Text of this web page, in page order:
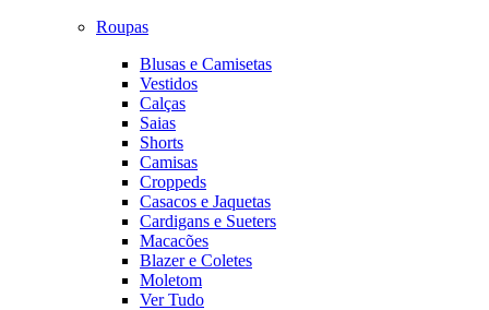
Roupas
Blusas e Camisetas
Vestidos
Calças
Saias
Shorts
Camisas
Croppeds
Casacos e Jaquetas
Cardigans e Sueters
Macacões
Blazer e Coletes
Moletom
Ver Tudo